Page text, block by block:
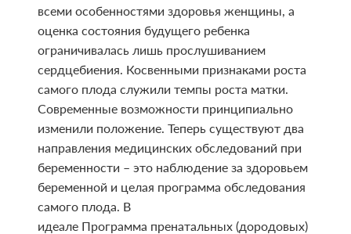
всеми особенностями здоровья женщины, а
оценка состояния будущего ребенка
ограничивалась лишь прослушиванием
сердцебиения. Косвенными признаками роста
самого плода служили темпы роста матки.
Современные возможности принципиально
изменили положение. Теперь существуют два
направления медицинских обследований при
беременности – это наблюдение за здоровьем
беременной и целая программа обследования
самого плода. В
идеале Программа пренатальных (дородовых)